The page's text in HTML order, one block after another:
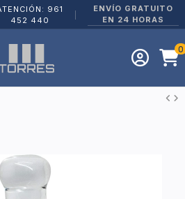
961
452 440
ENVÍO GRATUITO
EN 24 HORAS
0